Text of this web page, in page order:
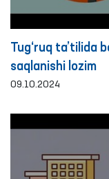
Tug‘ruq ta’tilida
saqlanishi lozim
09.10.2024